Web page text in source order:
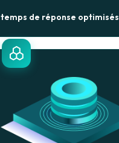
temps de réponse optimisés